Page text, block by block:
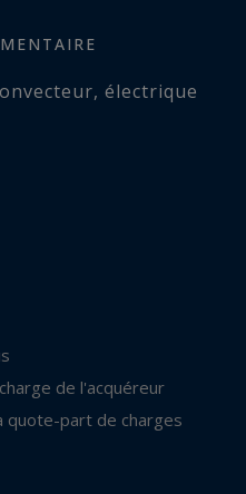
, électrique
de l'acquéreur